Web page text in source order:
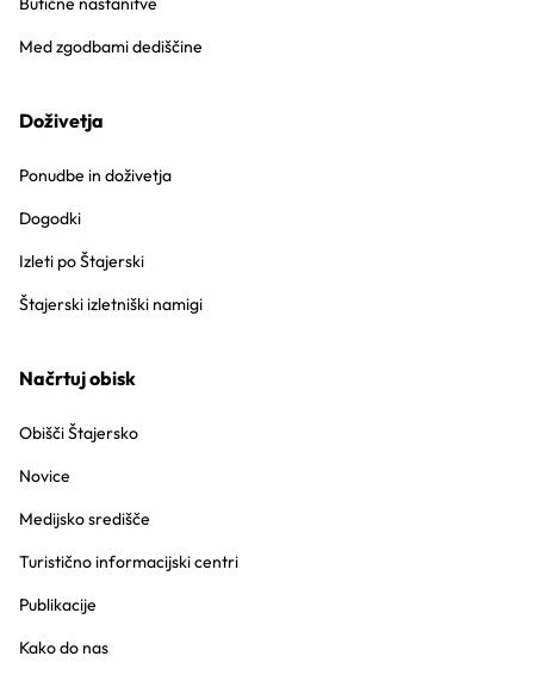
Med zgodbami dediščine
Doživetja
Ponudbe in doživetja
Dogodki
Izleti po Štajerski
Štajerski izletniški namigi
Načrtuj obisk
Obišči Štajersko
Novice
Medijsko središče
Turistično informacijski centri
Publikacije
Kako do nas